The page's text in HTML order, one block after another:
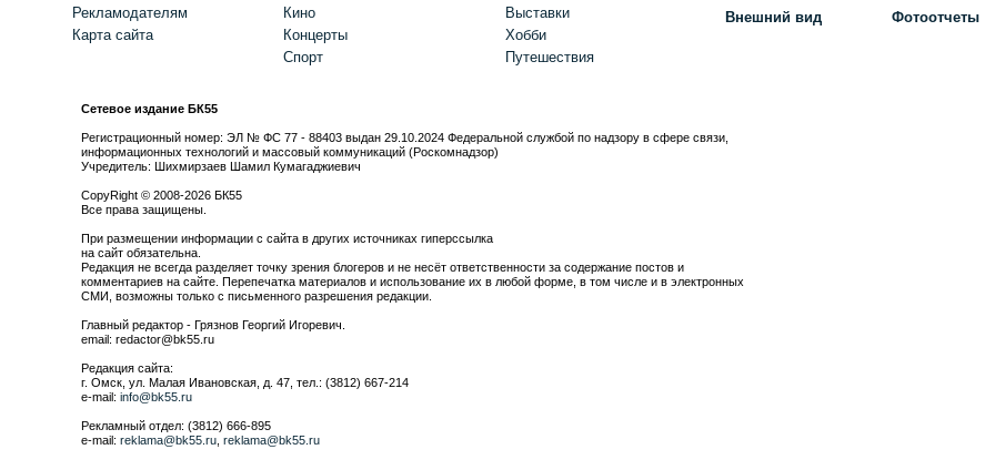
Рекламодателям
Карта сайта
Кино
Концерты
Спорт
Выставки
Хобби
Путешествия
Внешний вид
Фотоотчеты
Сетевое издание БК55
Регистрационный номер: ЭЛ № ФС 77 - 88403 выдан 29.10.2024 Федеральной службой по надзору в сфере связи,
информационных технологий и массовый коммуникаций (Роскомнадзор)
Учредитель: Шихмирзаев Шамил Кумагаджиевич
CopyRight © 2008-2026 БК55
Все права защищены.
При размещении информации с сайта в других источниках гиперссылка
на сайт обязательна.
Редакция не всегда разделяет точку зрения блогеров и не несёт ответственности за содержание постов и
комментариев на сайте. Перепечатка материалов и использование их в любой форме, в том числе и в электронных
СМИ, возможны только с письменного разрешения редакции.
Главный редактор - Грязнов Георгий Игоревич.
email: redactor@bk55.ru
Редакция сайта:
г. Омск, ул. Малая Ивановская, д. 47, тел.: (3812) 667-214
e-mail: info@bk55.ru
Рекламный отдел: (3812) 666-895
e-mail: reklama@bk55.ru reklama@bk55.ru